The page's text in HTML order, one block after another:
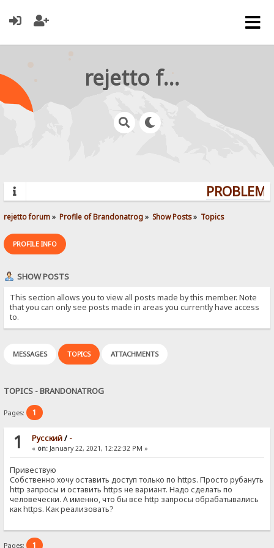
rejetto forum
rejetto forum» Profile of Brandonatrog» Show Posts» Topics
PROFILE INFO
SHOW POSTS
This section allows you to view all posts made by this member. Note
that you can only see posts made in areas you currently have access
to.
MESSAGES TOPICS ATTACHMENTS
TOPICS - BRANDONATROG
Pages: 1
1 Pусский/ -
« on:January 22, 2021, 12:22:32 PM »
Привествую
Собственно хочу оставить доступ только по https. Просто рубануть
http запросы и оставить https не вариант. Надо сделать по
человечески. А именно, что бы все http запросы обрабатывались
как https. Как реализовать?
Pages: 1